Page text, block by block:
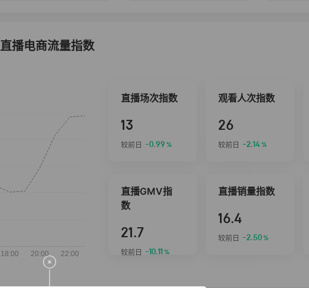
直播电商流量指数
直播场次指数
13
较前日 -0.99 %
观看人次指数
26
较前日 -2.14%
直播GMV指
数
21.7
较前日 -10.11 %
直播销量指数
16.4
较前日 -2.50%